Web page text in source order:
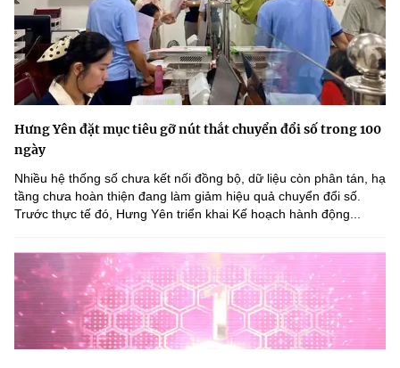
Hưng Yên đặt mục tiêu gỡ nút thắt chuyển đổi số trong 100
ngày
Nhiều hệ thống số chưa kết nối đồng bộ, dữ liệu còn phân tán, hạ
tầng chưa hoàn thiện đang làm giảm hiệu quả chuyển đổi số.
Trước thực tế đó, Hưng Yên triển khai Kế hoạch hành động...